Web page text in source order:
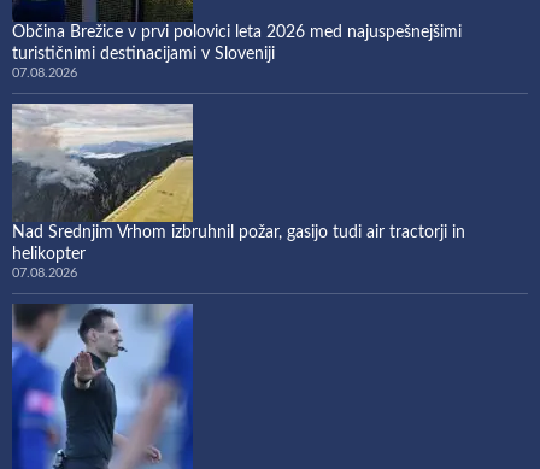
Občina Brežice v prvi polovici leta 2026 med najuspešnejšimi
turističnimi destinacijami v Sloveniji
07.08.2026
Nad Srednjim Vrhom izbruhnil požar, gasijo tudi air tractorji in
helikopter
07.08.2026